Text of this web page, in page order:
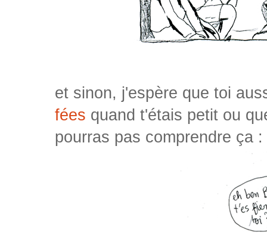
et sinon, j'espère que toi
fées quand t'étais petit ou
pourras pas comprendre ça :